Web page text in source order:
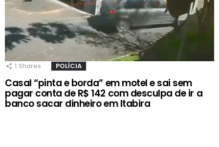
1 Shares POLÍCIA
Casal “pinta e borda” em motel e sai sem
pagar conta de R$ 142 com desculpa de ir a
banco sacar dinheiro em Itabira